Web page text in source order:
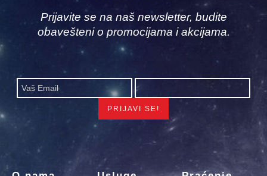
Prijavite se na naš newsletter, budite
obavešteni o promocijama i akcijama.